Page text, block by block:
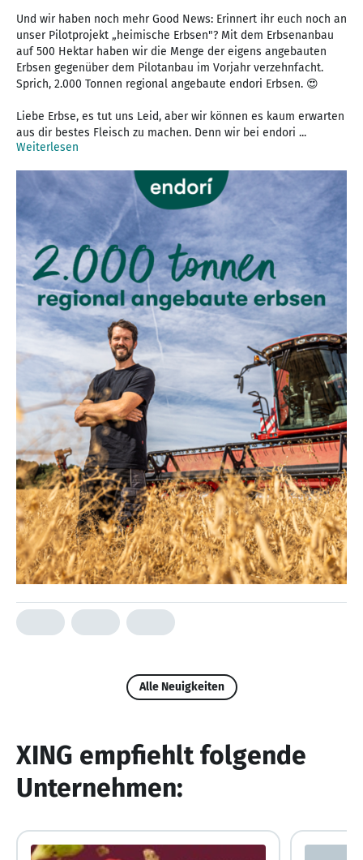
Und wir haben noch mehr Good News: Erinnert ihr euch noch an
unser Pilotprojekt „heimische Erbsen"? Mit dem Erbsenanbau
auf 500 Hektar haben wir die Menge der eigens angebauten
Erbsen gegenüber dem Pilotanbau im Vorjahr verzehnfacht.
Sprich, 2.000 Tonnen regional angebaute endori Erbsen. 😍
Liebe Erbse, es tut uns Leid, aber wir können es kaum erwarten
aus dir bestes Fleisch zu machen. Denn wir bei endori ...
Weiterlesen
Alle Neuigkeiten
XING empfiehlt folgende
Unternehmen: